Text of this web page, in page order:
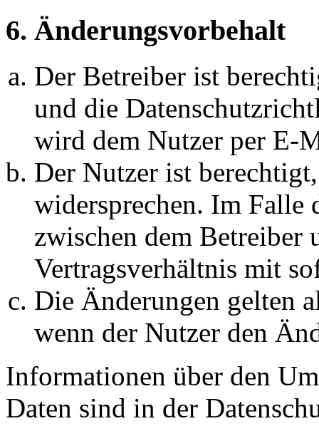
6. Änderungsvorbehalt
Der Betreiber ist
und die
wird dem Nutzer per E-
Der Nutzer ist
widersprechen. Im Falle
zwischen dem Betreiber
Vertragsverhältnis mit
Die Änderungen gelten
wenn der Nutzer den
Informationen über den
Daten sind in der